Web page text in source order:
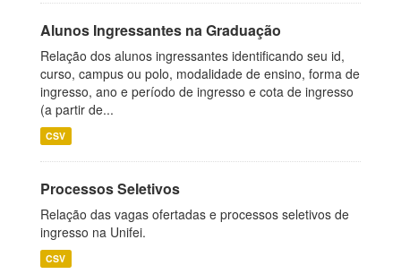
Alunos Ingressantes na Graduação
Relação dos alunos ingressantes identificando seu id,
curso, campus ou polo, modalidade de ensino, forma de
ingresso, ano e período de ingresso e cota de ingresso
(a partir de...
CSV
Processos Seletivos
Relação das vagas ofertadas e processos seletivos de
ingresso na Unifei.
CSV